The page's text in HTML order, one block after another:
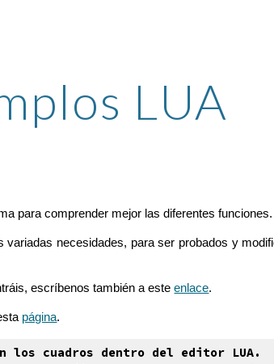
LUA
para comprender mejor las diferentes funciones.
necesidades, para ser probados y
escríbenos también a este enlace.
página.
cuadros dentro del editor LUA.